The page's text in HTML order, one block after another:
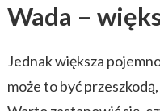
Wada –
Jednak większa
może to być